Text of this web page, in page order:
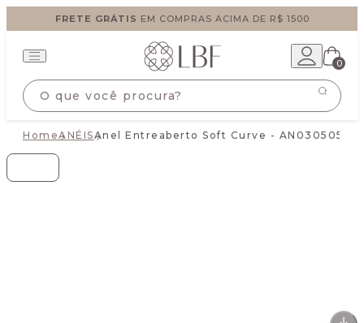
FRETE GRÁTIS EM COMPRAS ACIMA DE R$ 1500
0
HomeANÉISAnel Entreaberto Soft Curve - AN03050541